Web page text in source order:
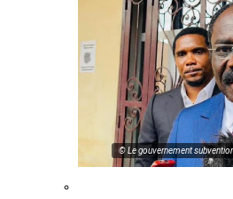
© Le gouvernement